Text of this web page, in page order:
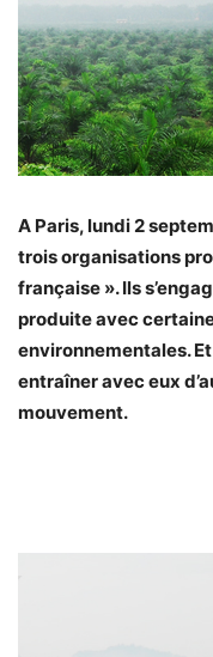
A Paris, lundi 2
trois organisations
française ». Ils
produite avec
environnementales.
entraîner avec eux
mouvement.